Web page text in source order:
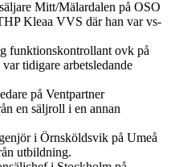
Mitt/Mälardalen på OSO
Kleaa VVS där han var vs-
funktionskontrollant ovk på
tidigare arbetsledande
på Ventpartner
en säljroll i en annan
i Örnsköldsvik på Umeå
utbildning.